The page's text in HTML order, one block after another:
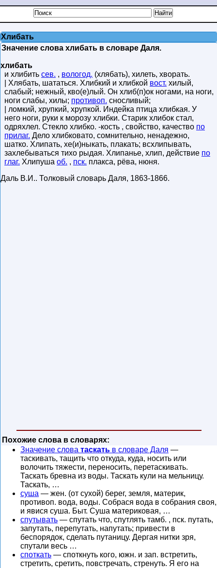
Хлибать
Значение слова хлибать в словаре Даля.
хлибать
и хлибить сев. , вологод. (хлябать), хилеть, хворать.
| Хлябать, шататься. Хлибкий и хлибкой вост. хилый,
слабый; нежный, кво(е)лый. Он хлиб(п)ок ногами, на ноги,
ноги слабы, хилы; противоп. сносливый;
| ломкий, хрупкий, хрупкой. Индейка птица хлибкая. У
него ноги, руки к морозу хлибки. Старик хлибок стал,
одряхлел. Стекло хлибко. -кость , свойство, качество по
прилаг. Дело хлибковато, сомнительно, ненадежно,
шатко. Хлипать, хе(и)ныкать, плакать; всхлипывать,
захлебываться тихо рыдая. Хлипанье, хлип, действие по
глаг. Хлипуша об. , пск. плакса, рёва, нюня.
Даль В.И.. Толковый словарь Даля, 1863-1866.
Похожие слова в словарях:
Значение слова таскать в словаре Даля —
таскивать, тащить что откуда, куда, носить или
волочить тяжести, переносить, перетаскивать.
Таскать бревна из воды. Таскать кули на мельницу.
Таскать, …
суша — жен. (от сухой) берег, земля, материк,
противоп. вода, воды. Собрася вода в собрания своя,
и явися суша. Быт. Суша материковая, …
спутывать — спутать что, спутлять тамб. , пск. путать,
запутать, перепутать, напутать; привести в
беспорядок, сделать путаницу. Дергая нитки зря,
спутали весь …
споткать — споткнуть кого, южн. и зап. встретить,
стретить, сретить, повстречать, стренуть. Я его на